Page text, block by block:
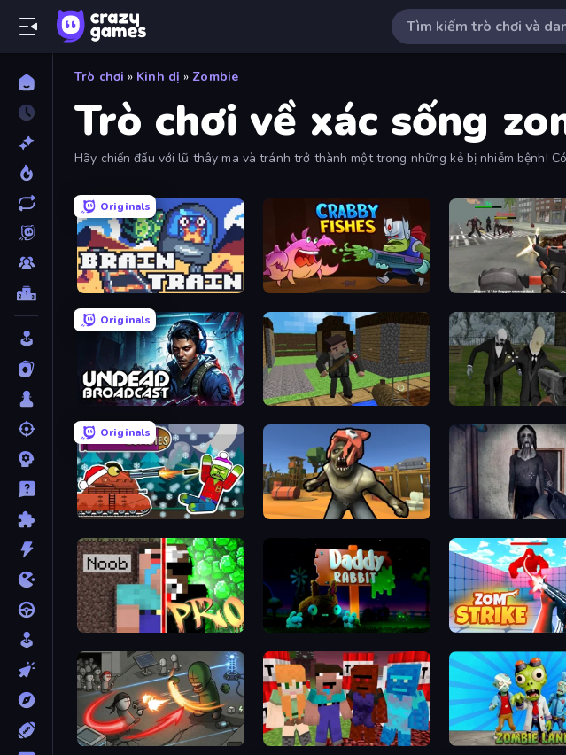
Trò chơi » Kinh dị » Zombie
Trò chơi về xác sống
Hãy chiến đấu với lũ thây ma và tránh trở thành một trong những kẻ bị nhiễm bệnh!
Originals
Brain Train Crabby Fishes
Originals
Undead Broadcast Block Pixel Gun Apocalypse 3
Originals
Tanks vs Zombies: Tank Battle Zombie Arena
Noob vs Pro: Challenge Daddy Rabbit Zom Strike
Madness Online TNTcraft Zombie Land